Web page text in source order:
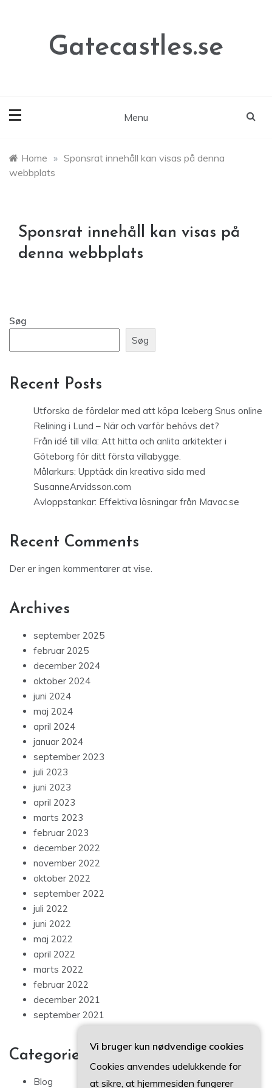
Gatecastles.se
Menu
Home » Sponsrat innehåll kan visas på denna
webbplats
Sponsrat innehåll kan visas på
denna webbplats
Søg
Søg
Recent Posts
Utforska de fördelar med att köpa Iceberg Snus online
Relining i Lund – När och varför behövs det?
Från idé till villa: Att hitta och anlita arkitekter i
Göteborg för ditt första villabygge.
Målarkurs: Upptäck din kreativa sida med
SusanneArvidsson.com
Avloppstankar: Effektiva lösningar från Mavac.se
Recent Comments
Der er ingen kommentarer at vise.
Archives
september 2025
februar 2025
december 2024
oktober 2024
juni 2024
maj 2024
april 2024
januar 2024
september 2023
juli 2023
juni 2023
april 2023
marts 2023
februar 2023
december 2022
november 2022
oktober 2022
september 2022
juli 2022
juni 2022
maj 2022
april 2022
marts 2022
februar 2022
december 2021
september 2021
Categories
Blog
Vi bruger kun nødvendige cookies
Cookies anvendes udelukkende for
at sikre, at hjemmesiden fungerer